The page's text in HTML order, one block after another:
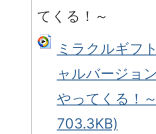
てくる！～
ミラクルギフ
ャルバージョ
やってくる！
703.3KB)